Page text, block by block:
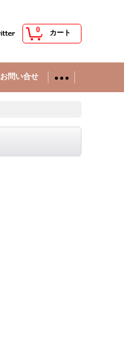
0 カート
お問い合せ